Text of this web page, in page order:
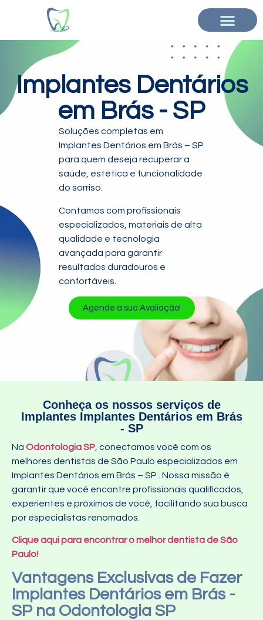
Implantes Dentários
em Brás - SP
Soluções completas em
Implantes Dentários em Brás – SP
para quem deseja recuperar a
saúde, estética e funcionalidade
do sorriso.
Contamos com profissionais
especializados, materiais de alta
qualidade e tecnologia
avançada para garantir
resultados duradouros e
confortáveis.
Agende a sua Avaliação!
Conheça os nossos serviços de
Implantes Implantes Dentários em Brás
- SP
Na Odontologia SP , conectamos você com os
melhores dentistas de São Paulo especializados em
Implantes Dentários em Brás – SP
. Nossa missão é
garantir que você encontre profissionais qualificados,
experientes e próximos de você, facilitando sua busca
por especialistas renomados.
Clique aqui para encontrar o melhor dentista de São
Paulo!
Vantagens Exclusivas de Fazer
Implantes Dentários em Brás -
SP na Odontologia SP